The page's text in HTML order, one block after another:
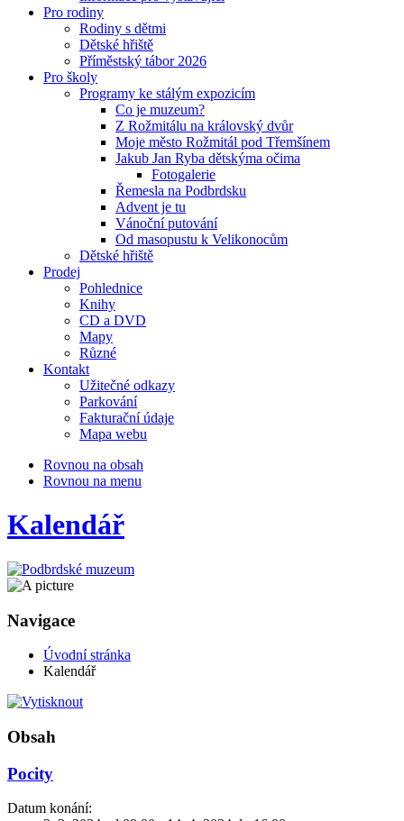
Pro rodiny
Rodiny s dětmi
Dětské hřiště
Příměstský tábor 2026
Pro školy
Programy ke stálým expozicím
Co je muzeum?
Z Rožmitálu na královský dvůr
Moje město Rožmitál pod Třemšínem
Jakub Jan Ryba dětskýma očima
Fotogalerie
Řemesla na Podbrdsku
Advent je tu
Vánoční putování
Od masopustu k Velikonocům
Dětské hřiště
Prodej
Pohlednice
Knihy
CD a DVD
Mapy
Různé
Kontakt
Užitečné odkazy
Parkování
Fakturační údaje
Mapa webu
Rovnou na obsah
Rovnou na menu
Kalendář
Navigace
Úvodní stránka
Kalendář
Obsah
Pocity
Datum konání: